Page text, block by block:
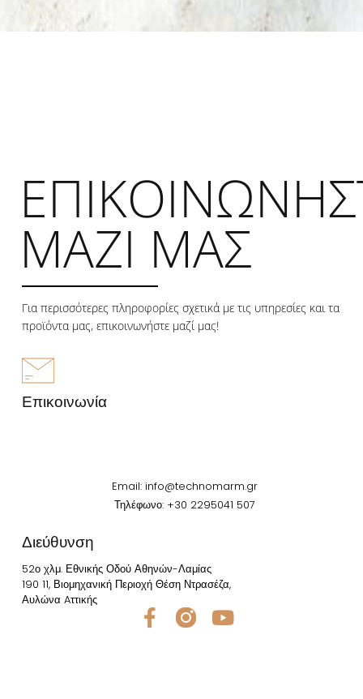
ΜΑΖΙ ΜΑΣ
Για περισσότερες πληροφορίες σχετικά με τις υπηρεσίες και τα
προϊόντα μας, επικοινωνήστε μαζί μας!
Επικοινωνία
Email: info@technomarm.gr
Τηλέφωνο: +30 2295041 507
Διεύθυνση
52ο χλμ. Εθνικής Οδού Αθηνών-Λαμίας
190 11, Βιομηχανική Περιοχή Θέση Ντρασέζα,
Αυλώνα Aττικής